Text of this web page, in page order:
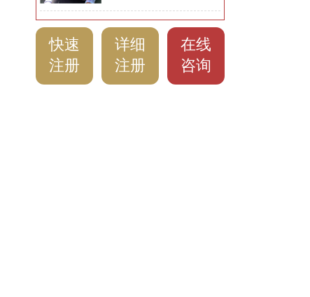
志的、值得很多姐妹们学
习的跨国恋爱经历。从入
会到见面，再到确定结
婚，共73天！三个月不
到！是什么让婧婧在爱无
界的教练服务中这么快速
快速
注册
详细
注册
在线
咨询